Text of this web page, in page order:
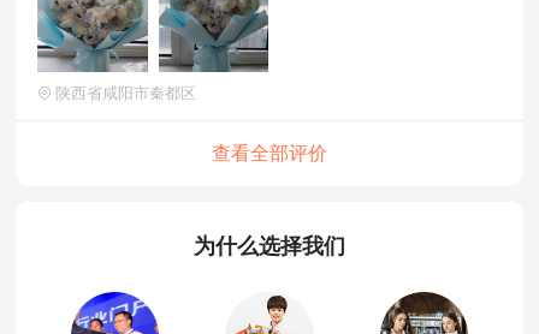
陕西省咸阳市秦都区
查看全部评价
为什么选择我们